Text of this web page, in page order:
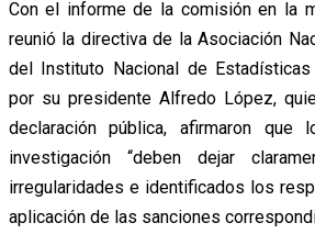
Con el informe de la comisión en la
reunió la directiva de la Asociación
del Instituto Nacional de Estadísticas
por su presidente Alfredo López,
declaración pública, afirmaron
investigación “deben dejar
irregularidades e identificados los
aplicación de las sanciones